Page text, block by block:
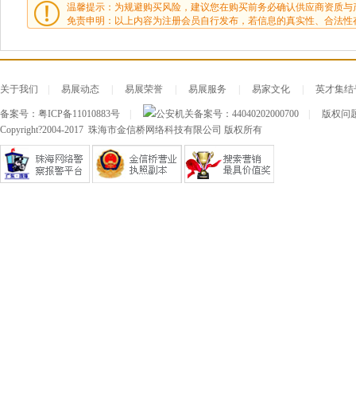
温馨提示：为规避购买风险，建议您在购买前务必确认供应商资质与
免责申明：以上内容为注册会员自行发布，若信息的真实性、合法性
关于我们 易展动态 易展荣誉 易展服务 易家文化 英才集结
备案号： 粤ICP备11010883号 公安机关备案号： 44040202000700
版权问
Copyright?2004-2017 珠海市金信桥网络科技有限公司 版权所有